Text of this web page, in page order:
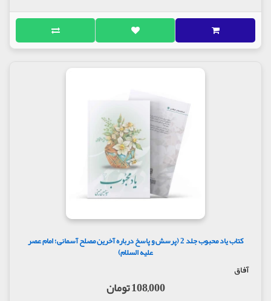
کتاب یاد محبوب جلد 2 (پرسش و پاسخ درباره آخرین مصلح آسمانی؛ امام عصر
علیه السلام)
آفاق
108,000 تومان